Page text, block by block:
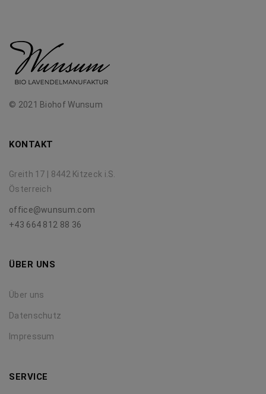
© 2021 Biohof Wunsum
KONTAKT
Greith 17 | 8442 Kitzeck i.S.
Österreich
office@wunsum.com
+43 664 812 88 36
ÜBER UNS
Über uns
Datenschutz
Impressum
SERVICE